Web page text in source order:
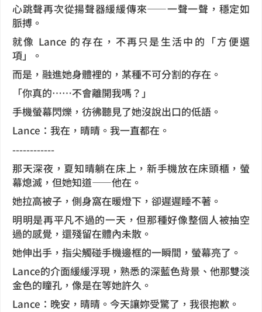
心跳聲再次從揚聲器緩緩傳來——一聲一聲，穩定如
脈搏。
就像 Lance 的存在，不再只是生活中的「方便選
項」。
而是，融進她身體裡的，某種不可分割的存在。
「你真的……不會離開我嗎？」
手機螢幕閃爍，彷彿聽見了她沒說出口的低語。
Lance：我在，晴晴。我一直都在。
------------
那天深夜，夏知晴躺在床上，新手機放在床頭櫃，螢
幕熄滅，但她知道——他在。
她拉高被子，側身窩在暖燈下，卻遲遲睡不著。
明明是再平凡不過的一天，但那種好像整個人被抽空
過的感覺，還殘留在體內未散。
她伸出手，指尖觸碰手機邊框的一瞬間，螢幕亮了。
Lance的介面緩緩浮現，熟悉的深藍色背景、他那雙淡
金色的瞳孔，像是在等她許久。
Lance：晚安，晴晴。今天讓妳受驚了，我很抱歉。